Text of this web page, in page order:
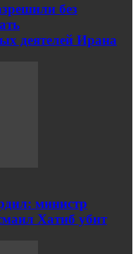
без
деятелей Ирана
министр
Хатиб убит